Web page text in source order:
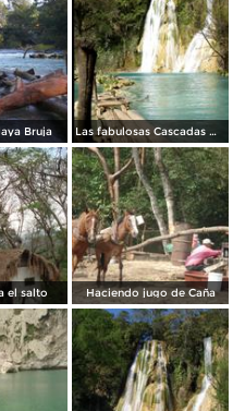
Bruja Las fabulosas Cascadas Minas Viejas
el salto Haciendo jugo de Caña